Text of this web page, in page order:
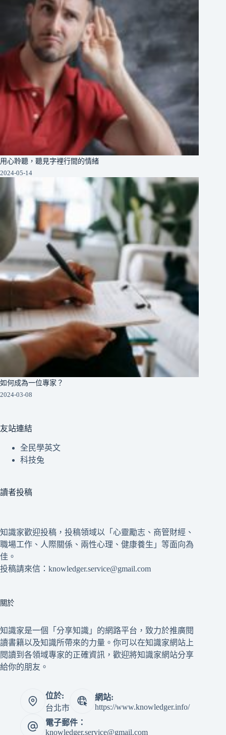
用心聆聽，聽見字裡行間的情緒
2024-05-14
如何成為一位專家？
2024-03-08
友站連結
全民學英文
科技兔
讀者投稿
知識家歡迎投稿，投稿領域以「心靈勵志、商管財經、
職場工作、人際關係、兩性心理、健康養生」等面向為
佳。
投稿請來信：knowledger.service@gmail.com
關於
知識家是一個「分享知識」的網路平台，致力於推廣閱
讀書籍以及知識所帶來的力量。你可以在知識家網站上
閱讀到各領域專家的正確資訊，歡迎將知識家網站分享
給你的朋友。
位於:
台北市
網站:
https://www.knowledger.info/
電子郵件：
knowledger.service@gmail.com